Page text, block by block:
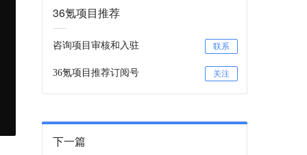
36氪项目推荐
咨询项目审核和入驻 联系
36氪项目推荐订阅号 关注
下一篇